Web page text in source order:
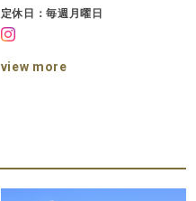
定休日：毎週月曜日
view more